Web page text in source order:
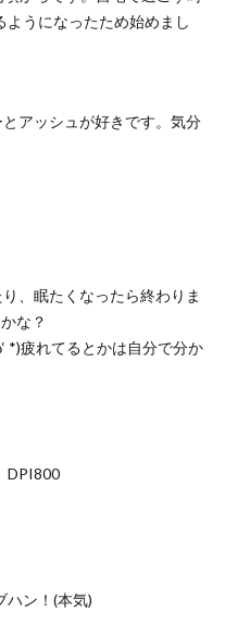
うになったため始めまし
アッシュが好きです。気分
、眠たくなったら終わりま
な？
*)疲れてるとかは自分で分か
DPI800
ハン！(本気)